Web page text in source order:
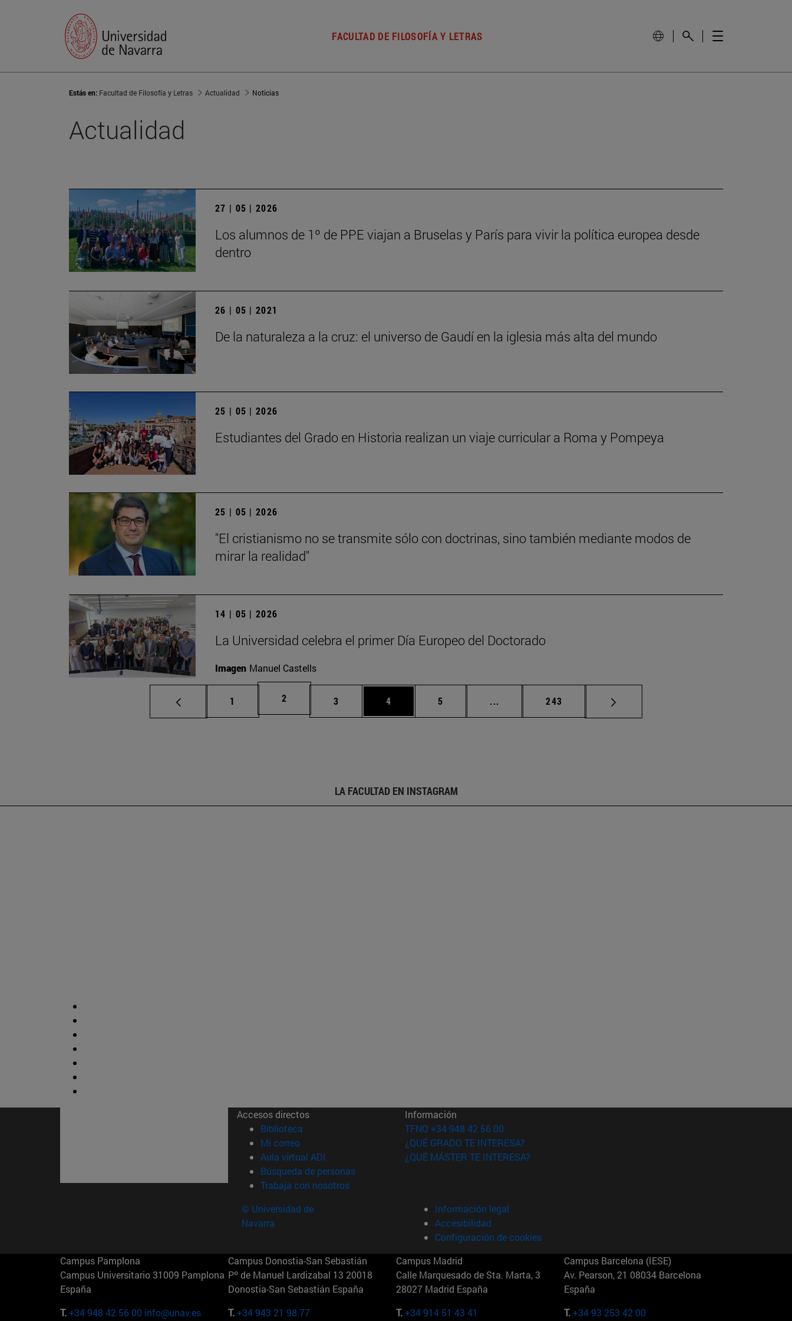
FACULTAD DE FILOSOFÍA Y LETRAS
Estás en: Facultad de Filosofía y Letras Actualidad Noticias
Actualidad
27 | 05 | 2026
Los alumnos de 1º de PPE viajan a Bruselas y París para vivir la política europea desde
dentro
26 | 05 | 2021
De la naturaleza a la cruz: el universo de Gaudí en la iglesia más alta del mundo
25 | 05 | 2026
Estudiantes del Grado en Historia realizan un viaje curricular a Roma y Pompeya
25 | 05 | 2026
"El cristianismo no se transmite sólo con doctrinas, sino también mediante modos de
mirar la realidad"
14 | 05 | 2026
La Universidad celebra el primer Día Europeo del Doctorado
Imagen Manuel Castells
Página
1 Página
2 Página
3 Página
4 Página
5 ... Páginas intermedias Use TAB para desplazarse.
Página
243
LA FACULTAD EN INSTAGRAM
Accesos directos
Biblioteca (abre en nueva ventana)
Mi correo(abre en nueva ventana)
Aula virtual ADI (abre en nueva ventana)
Búsqueda de personas(abre en nueva ventana)
Trabaja con nosotros(abre en nueva ventana)
Información
TFNO +34 948 42 56 00
¿QUÉ GRADO TE INTERESA?
¿QUÉ MÁSTER TE INTERESA?
© Universidad de
Navarra
Información legal
Accesibilidad
Configuración de cookies
Campus Pamplona
Campus Universitario 31009 Pamplona
España
T.+34 948 42 56 00 info@unav.es
Campus Donostia-San Sebastián
Pº de Manuel Lardizabal 13 20018
Donostia-San Sebastián España
T.+34 943 21 98 77
Campus Madrid
Calle Marquesado de Sta. Marta, 3
28027 Madrid España
T.+34 914 51 43 41
Campus Barcelona (IESE)
Av. Pearson, 21 08034 Barcelona
España
T.+34 93 253 42 00